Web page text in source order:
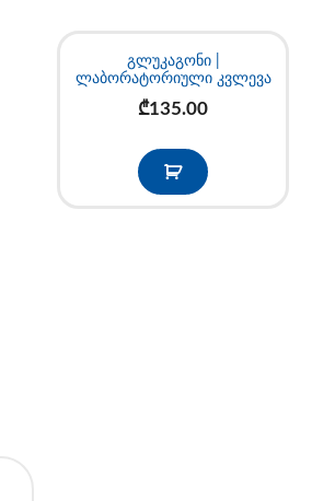
გლუკაგონი |
ლაბორატორიული კვლევა
₾135.00